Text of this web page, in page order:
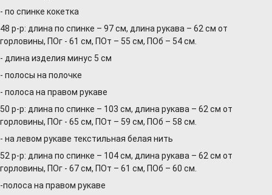
- по спинке кокетка
48 р-р: длина по спинке – 97 см, длина рукава – 62 см от
горловины, ПОг - 61 см, ПОт – 55 см, ПОб – 54 см.
- длина изделия минус 5 см
- полосы на полочке
- полоса на правом рукаве
50 р-р: длина по спинке – 103 см, длина рукава – 62 см от
горловины, ПОг - 65 см, ПОт – 59 см, ПОб – 58 см.
- на левом рукаве текстильная белая нить
52 р-р: длина по спинке – 104 см, длина рукава – 62 см от
горловины, ПОг - 67 см, ПОт – 61 см, ПОб – 60 см.
-полоса на правом рукаве